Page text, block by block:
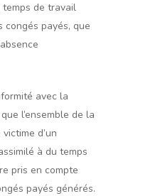
temps de travail
congés payés, que
avec la
l’ensemble de la
d’un
à du temps
pris en compte
payés générés.